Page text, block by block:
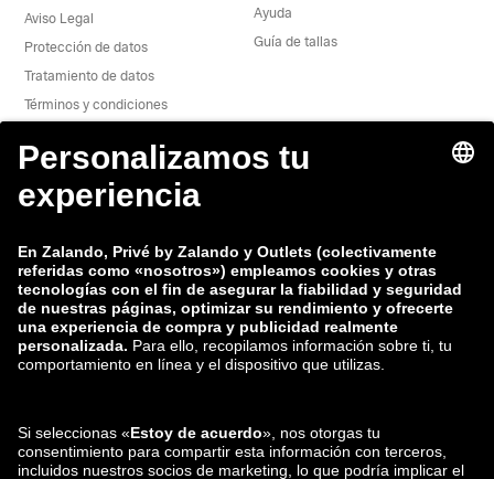
Aviso Legal
Protección de datos
Tratamiento de datos
Términos y condiciones
Trabaja con nosotros
Informe de vulnerabiliad
Ayuda
Guía de tallas
Grupo Zalando
Zalando
ABOUT YOU
Formas de pago
También nos encuentras en
Envío y distribuidores
asociados